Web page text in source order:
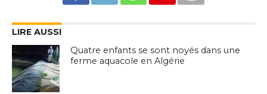
LIRE AUSSI
Quatre enfants se sont noyés dans une
ferme aquacole en Algérie